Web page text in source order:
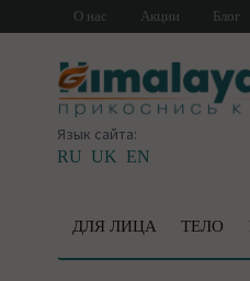
О нас Акции Блог
Язык сайта:
RU UK EN
ДЛЯ ЛИЦА ТЕЛО